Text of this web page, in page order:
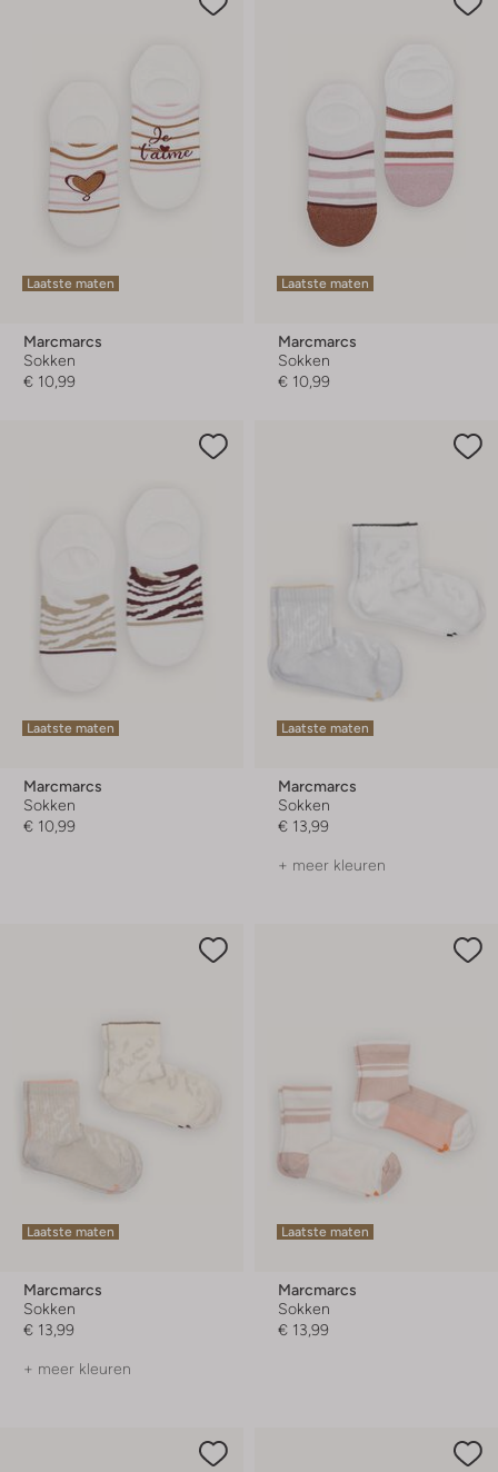
Laatste maten
Marcmarcs
Sokken
€ 10,99
Laatste maten
Marcmarcs
Sokken
€ 10,99
Laatste maten
Marcmarcs
Sokken
€ 10,99
Laatste maten
Marcmarcs
Sokken
€ 13,99
+ meer kleuren
Laatste maten
Marcmarcs
Sokken
€ 13,99
+ meer kleuren
Laatste maten
Marcmarcs
Sokken
€ 13,99